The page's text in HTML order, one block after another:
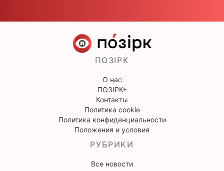
ПОЗІРК
О нас
ПОЗІРК+
Контакты
Политика cookie
Политика конфиденциальности
Положения и условия
РУБРИКИ
Все новости